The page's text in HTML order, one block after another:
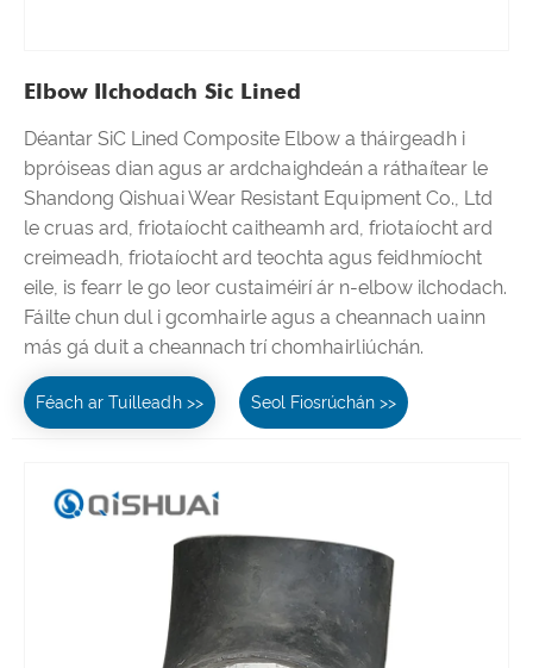
Elbow Ilchodach Sic Lined
Déantar SiC Lined Composite Elbow a tháirgeadh i
bpróiseas dian agus ar ardchaighdeán a ráthaítear le
Shandong Qishuai Wear Resistant Equipment Co., Ltd
le cruas ard, friotaíocht caitheamh ard, friotaíocht ard
creimeadh, friotaíocht ard teochta agus feidhmíocht
eile, is fearr le go leor custaiméirí ár n-elbow ilchodach.
Fáilte chun dul i gcomhairle agus a cheannach uainn
más gá duit a cheannach trí chomhairliúchán.
Féach ar Tuilleadh >> Seol Fiosrúchán >>